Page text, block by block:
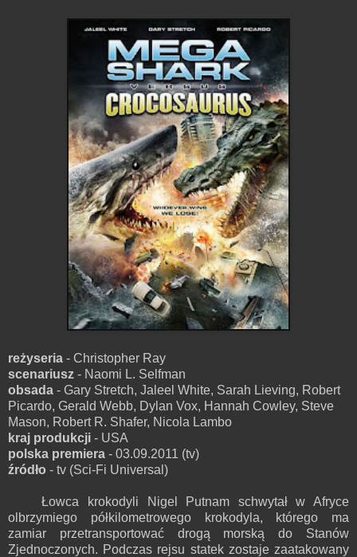
reżyseria - Christopher Ray
scenariusz - Naomi L. Selfman
obsada - Gary Stretch, Jaleel White, Sarah Lieving, Robert
Picardo, Gerald Webb, Dylan Vox, Hannah Cowley, Steve
Mason, Robert R. Shafer, Nicola Lambo
kraj produkcji - USA
polska premiera - 03.09.2011 (tv)
źródło - tv (Sci-Fi Universal)
Łowca krokodyli Nigel Putnam schwytał w Afryce
olbrzymiego półkilometrowego krokodyla, którego ma
zamiar przetransportować drogą morską do Stanów
Zjednoczonych. Podczas rejsu statek zostaje zaatakowany